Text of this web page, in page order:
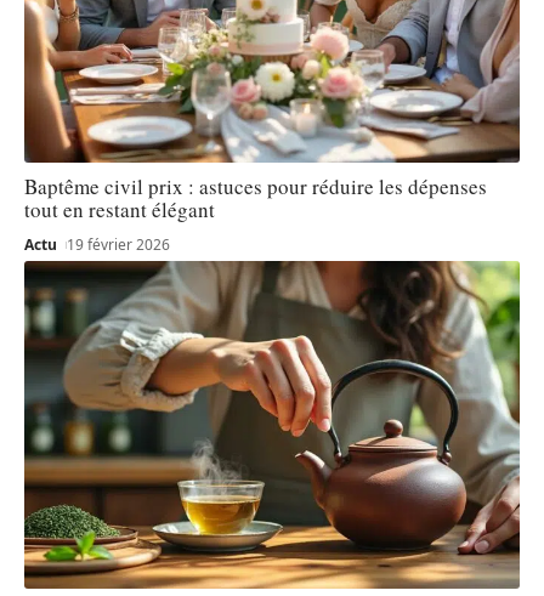
Baptême civil prix : astuces pour réduire les dépenses
tout en restant élégant
Actu 19 février 2026